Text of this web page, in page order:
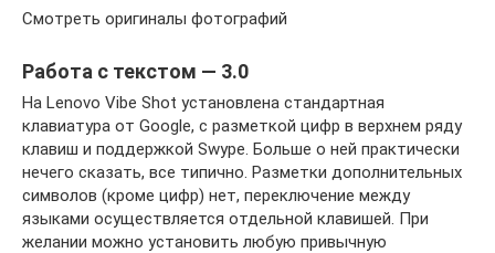
Смотреть оригиналы фотографий
Работа с текстом — 3.0
На Lenovo Vibe Shot установлена стандартная
клавиатура от Google, с разметкой цифр в верхнем ряду
клавиш и поддержкой Swype. Больше о ней практически
нечего сказать, все типично. Разметки дополнительных
символов (кроме цифр) нет, переключение между
языками осуществляется отдельной клавишей. При
желании можно установить любую привычную